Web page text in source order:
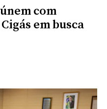
com
em busca